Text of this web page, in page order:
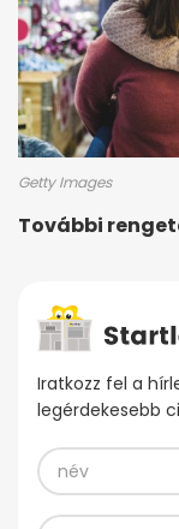
Getty Images
További
Iratkozz fel a
legérdekesebb